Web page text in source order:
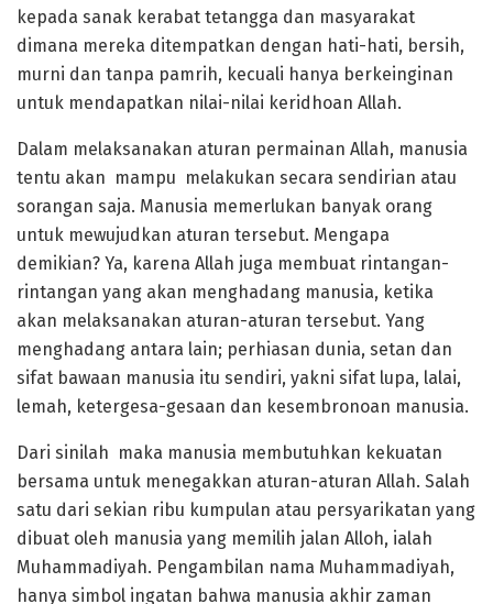
kepada sanak kerabat tetangga dan masyarakat
dimana mereka ditempatkan dengan hati-hati, bersih,
murni dan tanpa pamrih, kecuali hanya berkeinginan
untuk mendapatkan nilai-nilai keridhoan Allah.
Dalam melaksanakan aturan permainan Allah, manusia
tentu akan mampu melakukan secara sendirian atau
sorangan saja. Manusia memerlukan banyak orang
untuk mewujudkan aturan tersebut. Mengapa
demikian? Ya, karena Allah juga membuat rintangan-
rintangan yang akan menghadang manusia, ketika
akan melaksanakan aturan-aturan tersebut. Yang
menghadang antara lain; perhiasan dunia, setan dan
sifat bawaan manusia itu sendiri, yakni sifat lupa, lalai,
lemah, ketergesa-gesaan dan kesembronoan manusia.
Dari sinilah maka manusia membutuhkan kekuatan
bersama untuk menegakkan aturan-aturan Allah. Salah
satu dari sekian ribu kumpulan atau persyarikatan yang
dibuat oleh manusia yang memilih jalan Alloh, ialah
Muhammadiyah. Pengambilan nama Muhammadiyah,
hanya simbol ingatan bahwa manusia akhir zaman